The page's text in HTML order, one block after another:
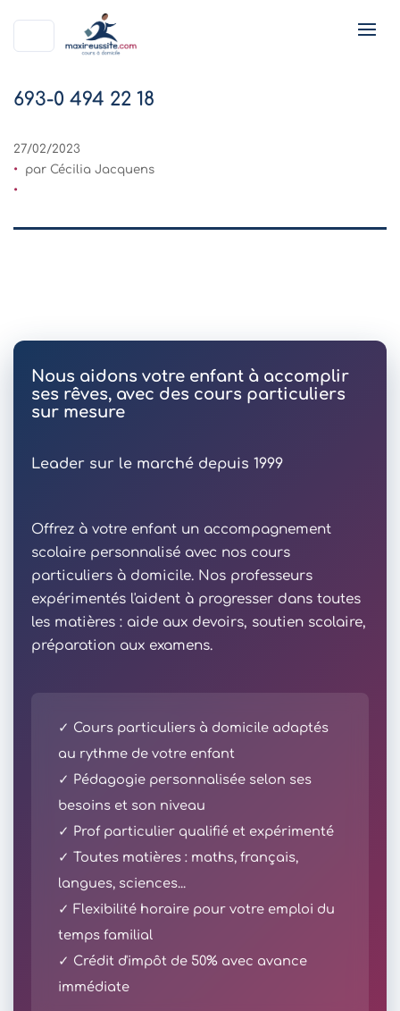
693-0 494 22 18
27/02/2023
par Cécilia Jacquens
Nous aidons votre enfant à accomplir
ses rêves, avec des cours particuliers
sur mesure
Leader sur le marché depuis 1999
Offrez à votre enfant un accompagnement
scolaire personnalisé avec nos cours
particuliers à domicile. Nos professeurs
expérimentés l'aident à progresser dans toutes
les matières : aide aux devoirs, soutien scolaire,
préparation aux examens.
✓ Cours particuliers à domicile adaptés
au rythme de votre enfant
✓ Pédagogie personnalisée selon ses
besoins et son niveau
✓ Prof particulier qualifié et expérimenté
✓ Toutes matières : maths, français,
langues, sciences...
✓ Flexibilité horaire pour votre emploi du
temps familial
✓ Crédit d'impôt de 50% avec avance
immédiate